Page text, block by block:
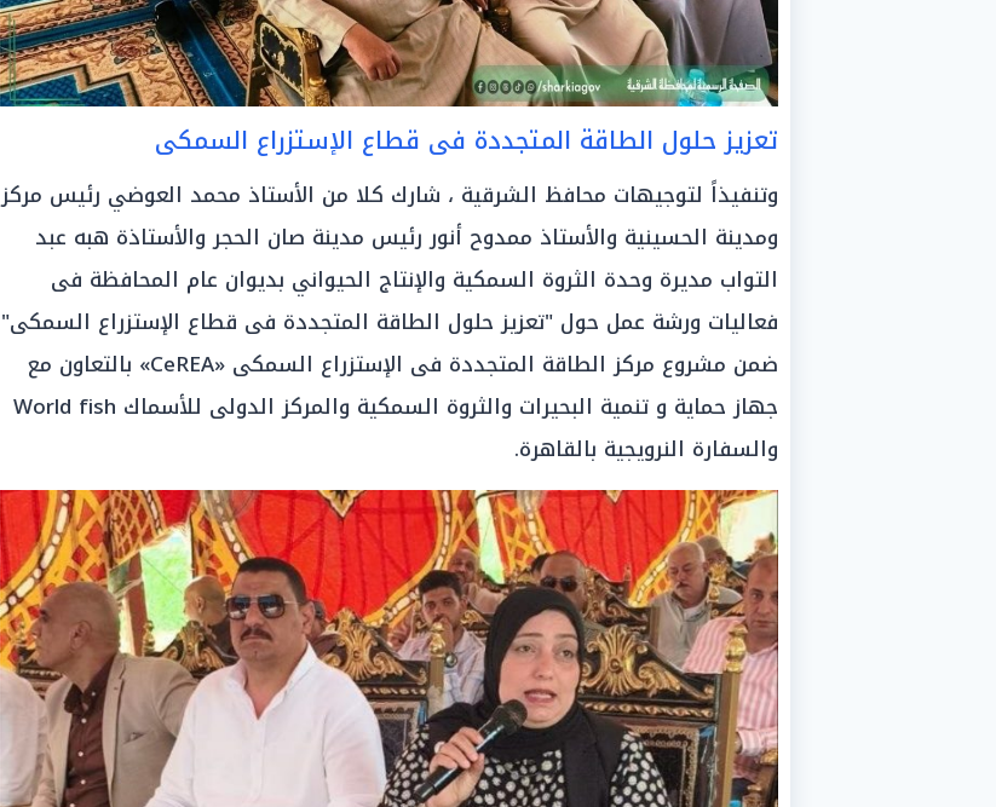
تعزيز حلول الطاقة المتجددة فى قطاع الإستزراع السمكى
وتنفيذاً لتوجيهات محافظ الشرقية ، شارك كلا من الأستاذ محمد العوضي رئيس مركز
ومدينة الحسينية والأستاذ ممدوح أنور رئيس مدينة صان الحجر والأستاذة هبه عبد
التواب مديرة وحدة الثروة السمكية والإنتاج الحيواني بديوان عام المحافظة فى
فعاليات ورشة عمل حول "تعزيز حلول الطاقة المتجددة فى قطاع الإستزراع السمكى"
ضمن مشروع مركز الطاقة المتجددة فى الإستزراع السمكى «CeREA» بالتعاون مع
جهاز حماية و تنمية البحيرات والثروة السمكية والمركز الدولى للأسماك World fish
والسفارة النرويجية بالقاهرة.